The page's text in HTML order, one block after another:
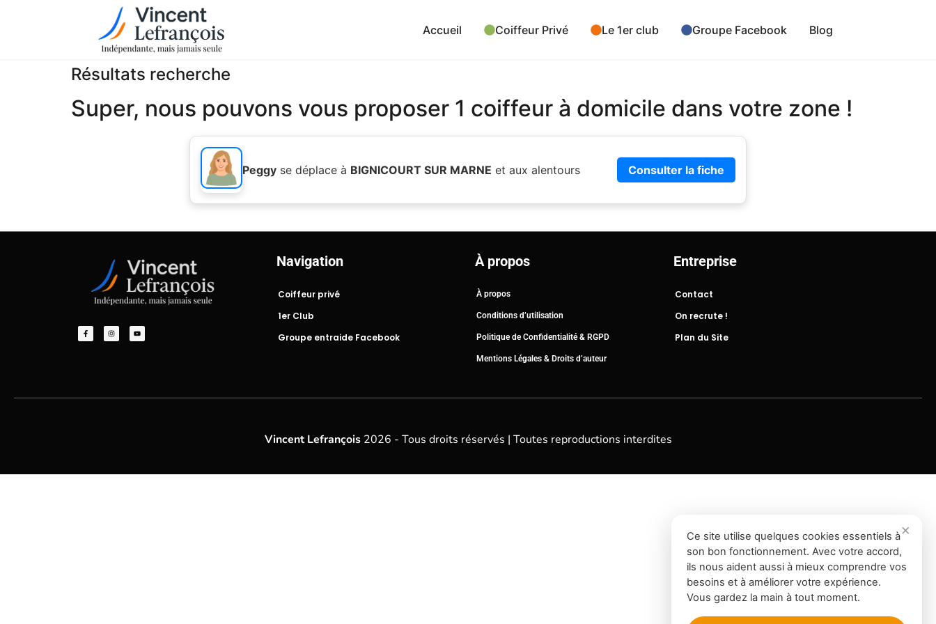
Accueil Coiffeur Privé Le 1er club Groupe Facebook Blog
Résultats recherche
Super, nous pouvons vous proposer 1 coiffeur à domicile dans votre zone !
Peggy se déplace à BIGNICOURT SUR MARNE et aux alentours Consulter la fiche
Navigation
Coiffeur privé
1er Club
Groupe entraide Facebook
À propos
À propos
Conditions d’utilisation
Politique de Confidentialité & RGPD
Mentions Légales & Droits d’auteur
Entreprise
Contact
On recrute !
Plan du Site
Vincent Lefrançois2026 - Tous droits réservés | Toutes reproductions interdites
Ce site utilise quelques cookies essentiels à
son bon fonctionnement. Avec votre accord,
ils nous aident aussi à mieux comprendre vos
besoins et à améliorer votre expérience.
Vous gardez la main à tout moment.